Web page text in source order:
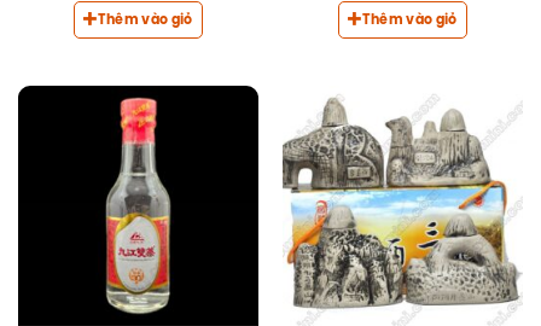
Thêm vào giỏ Thêm vào giỏ